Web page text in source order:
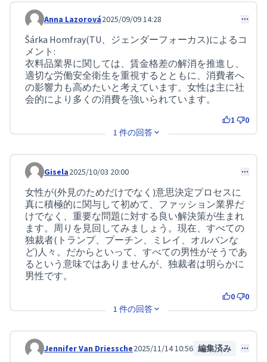
コメント 258
Anna Lazorová2025/09/09 14:28
Šárka Homfray(TU、ジェンダーフォーカス)によるコ
メント:
衣料品業界に関しては、賃金格差の解消を推進し、
適切な労働安全衛生を重視するとともに、消費者へ
の影響力も高めたいと考えています。女性は主に社
会的により多くの消費を強いられています。
1
0
1 件の回答
コメント 316
Gisela2025/10/03 20:00
女性が(外見のためだけでなく)意思決定プロセスに
真に積極的に関与して初めて、ファッション業界だ
けでなく、重要な問題に対する良い解決策が生まれ
ます。周りを見回してみましょう。現在、すべての
独裁者(トランプ、プーチン、ミレイ、オルバンな
ど)人々。だからといって、すべての男性がそうであ
るという意味ではありませんが、独裁者は明らかに
男性です。
0
0
1 件の回答
コメント 413
Jennifer Van Driessche2025/11/14 10:56 編集済み